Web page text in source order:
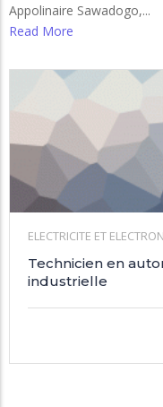
Appolinaire Sawadogo,...
Read More
ELECTRICITE ET
Technicien en
industrielle